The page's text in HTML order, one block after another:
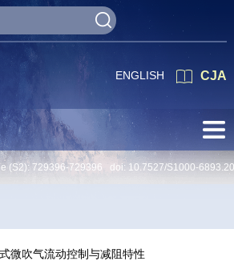
CJA
ENGLISH
(S2): 729396-729396 doi: 10.7527/S1000-
微吹气流动控制与减阻特性